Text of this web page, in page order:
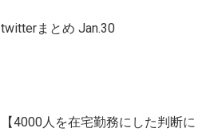
twitterまとめ Jan.30
【4000人を在宅勤務にした判断に